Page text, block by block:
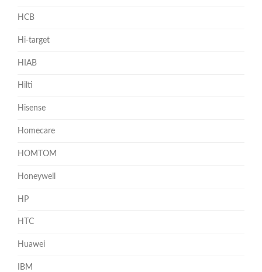
HCB
Hi-target
HIAB
Hilti
Hisense
Homecare
HOMTOM
Honeywell
HP
HTC
Huawei
IBM